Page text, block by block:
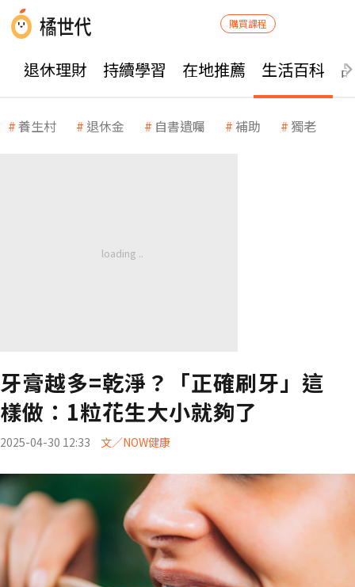
購買課程
退休理財 持續學習 在地推薦 生活百科
養生村 退休金 自書遺囑 補助 獨老
牙膏越多=乾淨？「正確刷牙」這
樣做：1粒花生大小就夠了
2025-04-30 12:33 文／NOW健康